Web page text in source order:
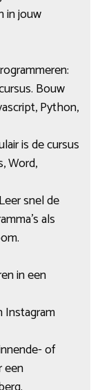
in jouw
Bouw
Python,
is de cursus
Word,
snel de
als
in een
Instagram
of
een